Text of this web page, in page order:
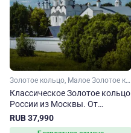
Золотое кольцо, Малое Золотое кольцо, Ярославская область, Ивановская область, Костромская область, Владимирская область, Московская область
Классическое Золотое кольцо
России из Москвы. От
Сергиева Посада до
Владимира
RUB 37,990